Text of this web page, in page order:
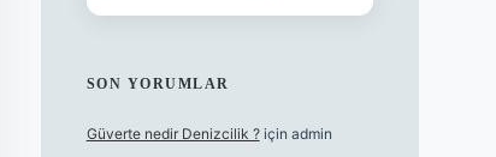
SON YORUMLAR
Güverte nedir Denizcilik ?için admin